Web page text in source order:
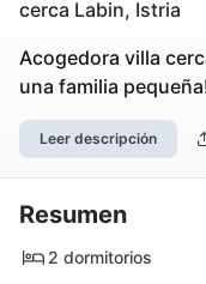
cerca Labin, Istria
Acogedora villa
una familia
Leer descripción
Resumen
2 dormitorios